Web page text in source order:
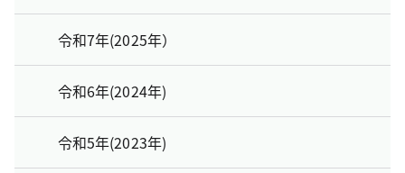
令和7年(2025年）
令和6年(2024年)
令和5年(2023年)